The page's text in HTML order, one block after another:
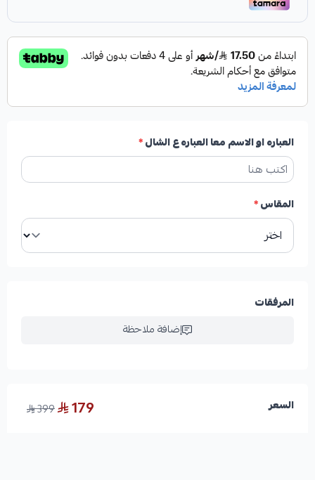
العباره او الاسم معا العباره ع الشال*
المقاس*
المرفقات
إضافة ملاحظة
السعر 179
399